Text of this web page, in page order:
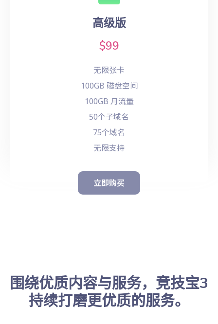
高级版
$99
无限张卡
100GB 磁盘空间
100GB 月流量
50个子域名
75个域名
无限支持
立即购买
围绕优质内容与服务，竞技宝3
持续打磨更优质的服务。